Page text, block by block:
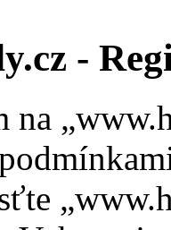
-
na